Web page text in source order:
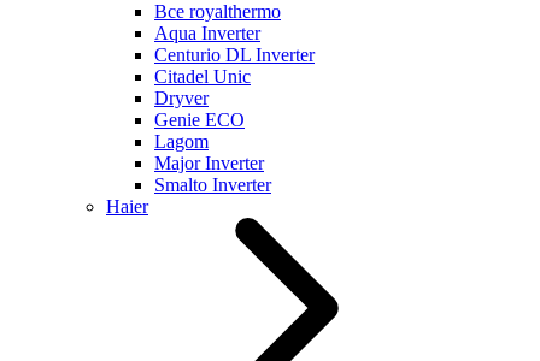
Все royalthermo
Aqua Inverter
Centurio DL Inverter
Citadel Unic
Dryver
Genie ECO
Lagom
Major Inverter
Smalto Inverter
Haier